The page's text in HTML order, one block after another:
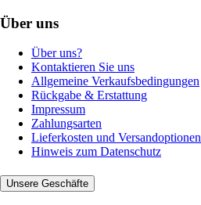
Über uns
Über uns?
Kontaktieren Sie uns
Allgemeine Verkaufsbedingungen
Rückgabe & Erstattung
Impressum
Zahlungsarten
Lieferkosten und Versandoptionen
Hinweis zum Datenschutz
Unsere Geschäfte